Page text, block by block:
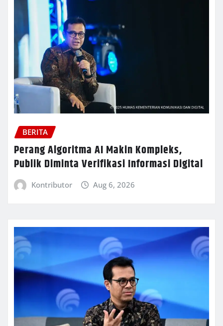
BERITA
Perang Algoritma AI Makin Kompleks,
Publik Diminta Verifikasi Informasi Digital
Kontributor Aug 6, 2026